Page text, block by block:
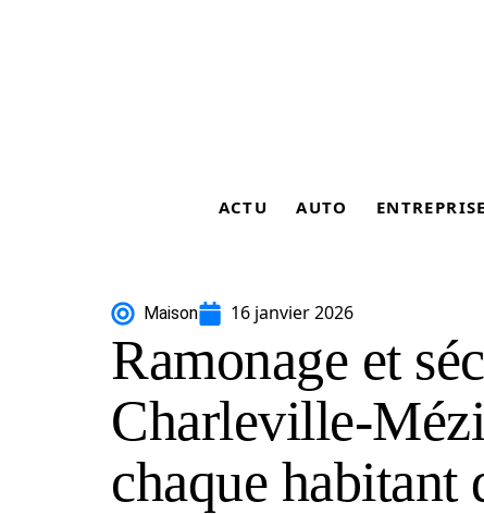
ACTU AUTO ENTREPRISE
Maison 16 janvier 2026
Ramonage et
Charleville-
chaque habitant